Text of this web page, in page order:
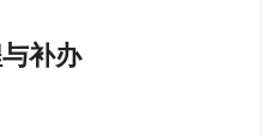
补办